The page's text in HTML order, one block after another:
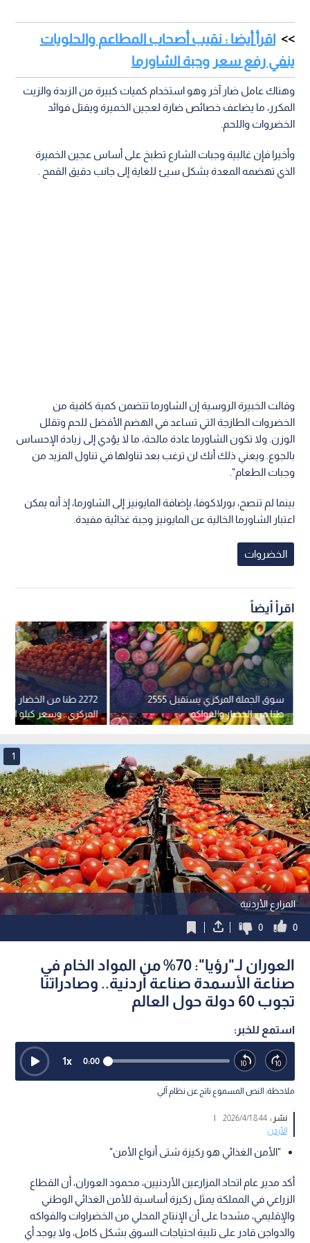
اقرأ أيضا : نقيب أصحاب المطاعم والحلويات
ينفي رفع سعر وجبة الشاورما
وهناك عامل ضار آخر وهو استخدام كميات كبيرة من الزبدة والزيت
المكرر، ما يضاعف خصائص ضارة لعجين الخميرة ويقتل فوائد
الخضروات واللحم.
وأخيرا فإن غالبية وجبات الشارع تطبخ على أساس عجين الخميرة
الذي تهضمه المعدة بشكل سيئ للغاية إلى جانب دقيق القمح .
وقالت الخبيرة الروسية إن الشاورما تتضمن كمية كافية من
الخضروات الطازجة التي تساعد في الهضم الأفضل للحم وتقلل
الوزن. ولا تكون الشاورما عادة مالحة، ما لا يؤدي إلى زيادة الإحساس
بالجوع. ويعني ذلك أنك لن ترغب بعد تناولها في تناول المزيد من
وجبات الطعام".
بينما لم تنصح، بورلاكوفا، بإضافة المايونيز إلى الشاورما، إذ أنه يمكن
اعتبار الشاورما الخالية عن المايونيز وجبة غذائية مفيدة.
الخضروات
اقرأ أيضاً
2272 طنا من الخضار
55 قرشا
سوق الجملة المركزي يستقبل 2555
طنا من الخضار والفواكه
المزارع الأردنية
1
0
0
العوران لـ"رؤيا": 70% من المواد الخام في
صناعة الأسمدة صناعة أردنية.. وصادراتنا
تجوب 60 دولة حول العالم
استمع للخبر:
0:00
1x
ملاحظة: النص المسموع ناتج عن نظام آلي
نشر :8:44 2026/4/1
|
الأردن
"الأمن الغذائي هو ركيزة شتى أنواع الأمن"
أكد مدير عام اتحاد المزارعين الأردنيين، محمود العوران، أن القطاع
الزراعي في المملكة يمثل ركيزة أساسية للأمن الغذائي الوطني
والإقليمي، مشددا على أن الإنتاج المحلي من الخضراوات والفواكه
والدواجن قادر على تلبية احتياجات السوق بشكل كامل، ولا يوجد أي